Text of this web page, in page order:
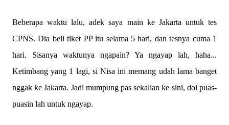
Beberapa waktu lalu, adek saya main ke Jakarta untuk tes
CPNS. Dia beli tiket PP itu selama 5 hari, dan tesnya cuma 1
hari. Sisanya waktunya ngapain? Ya ngayap lah, haha...
Ketimbang yang 1 lagi, si Nisa ini memang udah lama banget
nggak ke Jakarta. Jadi mumpung pas sekalian ke sini, doi puas-
puasin lah untuk ngayap.